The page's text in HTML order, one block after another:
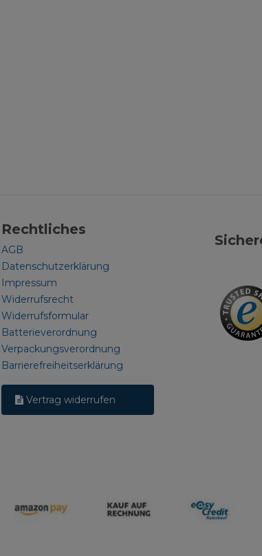
Rechtliches
AGB
Datenschutzerklärung
Impressum
Widerrufsrecht
Widerrufsformular
Batterieverordnung
Verpackungsverordnung
Barrierefreiheitserklärung
Vertrag widerrufen